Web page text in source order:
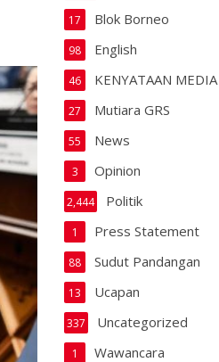
Blok Borneo
17
English
98
KENYATAAN MEDIA
46
Mutiara GRS
27
News
55
Opinion
3
Politik
2,444
Press Statement
1
Sudut Pandangan
88
Ucapan
13
Uncategorized
337
Wawancara
1